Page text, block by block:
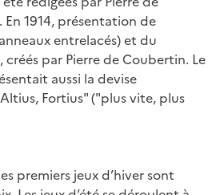
1914, présentation de
entrelacés) et du
par Pierre de Coubertin. Le
aussi la devise
Fortius" ("plus vite, plus
premiers jeux d’hiver sont